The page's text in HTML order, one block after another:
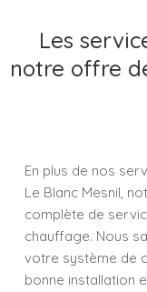
Les
notre offre
En plus de nos
Le Blanc Mesnil,
complète de
chauffage. Nous
votre système de
bonne installation